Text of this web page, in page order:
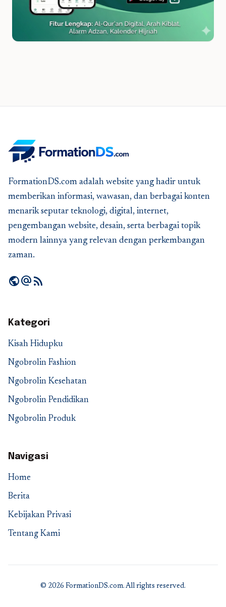
FormationDS.com adalah website yang hadir untuk
memberikan informasi, wawasan, dan berbagai konten
menarik seputar teknologi, digital, internet,
pengembangan website, desain, serta berbagai topik
modern lainnya yang relevan dengan perkembangan
zaman.
publicalternate_emailrss_feed
Kategori
Kisah Hidupku
Ngobrolin Fashion
Ngobrolin Kesehatan
Ngobrolin Pendidikan
Ngobrolin Produk
Navigasi
Home
Berita
Kebijakan Privasi
Tentang Kami
© 2026 FormationDS.com. All rights reserved.